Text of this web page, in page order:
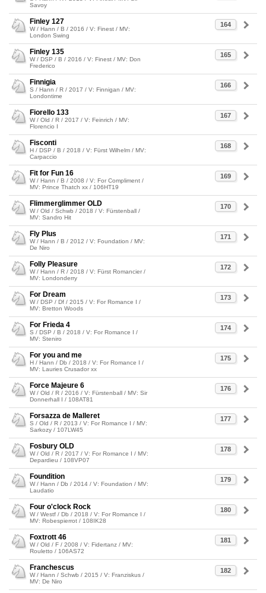
Savoy
164
Finley 127
W / Hann / B / 2016 / V: Finest / MV:
London Swing
165
Finley 135
W / DSP / B / 2016 / V: Finest / MV: Don
Frederico
166
Finnigia
S / Hann / R / 2017 / V: Finnigan / MV:
Londontime
167
Fiorello 133
W / Old / R / 2017 / V: Feinrich / MV:
Florencio I
168
Fisconti
H / DSP / B / 2018 / V: Fürst Wilhelm / MV:
Carpaccio
169
Fit for Fun 16
W / Hann / B / 2008 / V: For Compliment /
MV: Prince Thatch xx / 106HT19
170
Flimmerglimmer OLD
W / Old / Schwb / 2018 / V: Fürstenball /
MV: Sandro Hit
171
Fly Plus
W / Hann / B / 2012 / V: Foundation / MV:
De Niro
172
Folly Pleasure
W / Hann / R / 2018 / V: Fürst Romancier /
MV: Londonderry
173
For Dream
W / DSP / Df / 2015 / V: For Romance I /
MV: Bretton Woods
174
For Frieda 4
S / DSP / B / 2018 / V: For Romance I /
MV: Steniro
175
For you and me
H / Hann / Db / 2018 / V: For Romance I /
MV: Lauries Crusador xx
176
Force Majeure 6
W / Old / R / 2016 / V: Fürstenball / MV: Sir
Donnerhall I / 108AT81
177
Forsazza de Malleret
S / Old / R / 2013 / V: For Romance I / MV:
Sarkozy / 107LW45
178
Fosbury OLD
W / Old / R / 2017 / V: For Romance I / MV:
Depardieu / 108VP07
179
Foundition
W / Hann / Db / 2014 / V: Foundation / MV:
Laudatio
180
Four o'clock Rock
W / Westf / Db / 2018 / V: For Romance I /
MV: Robespierrot / 108IK28
181
Foxtrott 46
W / Old / F / 2008 / V: Fidertanz / MV:
Rouletto / 106AS72
182
Franchescus
W / Hann / Schwb / 2015 / V: Franziskus /
MV: De Niro